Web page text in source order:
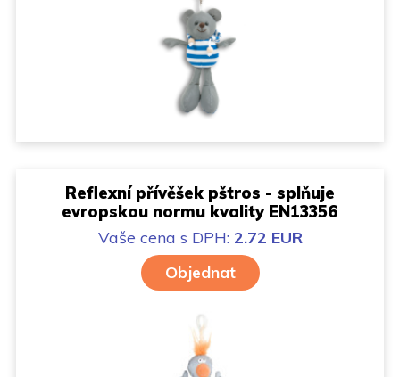
Reflexní přívěšek pštros - splňuje
evropskou normu kvality EN13356
Vaše cena s DPH: 2.72 EUR
Objednat